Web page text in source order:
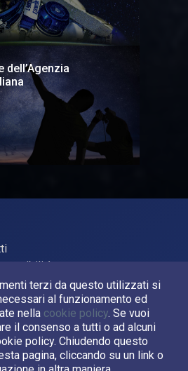
terzi da questo utilizzati si
al funzionamento ed
nella cookie policy. Se vuoi
il consenso a tutti o ad alcuni
policy. Chiudendo questo
pagina, cliccando su un link o
dell’Agenzia
2026. P.Iva 03638121008